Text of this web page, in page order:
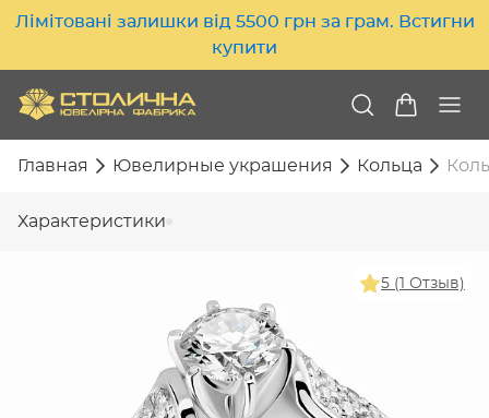
Лімітовані залишки від 5500 грн за грам. Встигни
купити
Главная Ювелирные украшения Кольца
Характеристики
5 (1 Отзыв)